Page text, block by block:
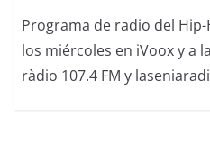
Programa de radio del
los miércoles en iVoox y a
ràdio 107.4 FM y